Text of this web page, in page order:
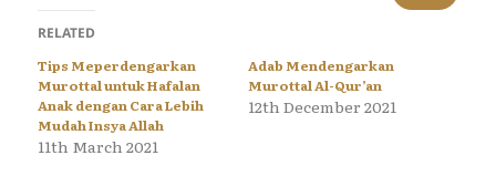
RELATED
Tips Meperdengarkan
Murottal untuk Hafalan
Anak dengan Cara Lebih
Mudah Insya Allah
11th March 2021
Adab Mendengarkan
Murottal Al-Qur’an
12th December 2021